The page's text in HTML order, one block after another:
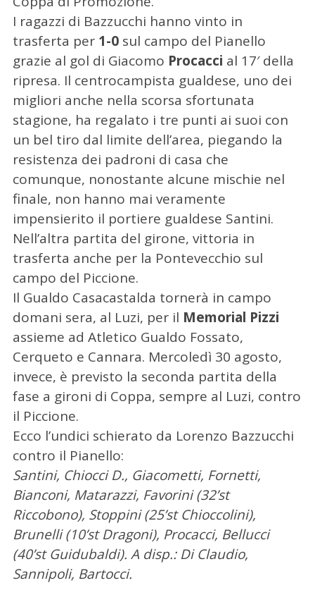
I ragazzi di Bazzucchi hanno vinto in
trasferta per 1-0sul campo del Pianello
grazie al gol di Giacomo Procacci al 17′ della
ripresa. Il centrocampista gualdese, uno dei
migliori anche nella scorsa sfortunata
stagione, ha regalato i tre punti ai suoi con
un bel tiro dal limite dell’area, piegando la
resistenza dei padroni di casa che
comunque, nonostante alcune mischie nel
finale, non hanno mai veramente
impensierito il portiere gualdese Santini.
Nell’altra partita del girone, vittoria in
trasferta anche per la Pontevecchio sul
campo del Piccione.
Il Gualdo Casacastalda tornerà in campo
domani sera, al Luzi, per il Memorial Pizzi
assieme ad Atletico Gualdo Fossato,
Cerqueto e Cannara. Mercoledì 30 agosto,
invece, è previsto la seconda partita della
fase a gironi di Coppa, sempre al Luzi, contro
il Piccione.
Ecco l’undici schierato da Lorenzo Bazzucchi
contro il Pianello:
Santini, Chiocci D., Giacometti, Fornetti,
Bianconi, Matarazzi, Favorini (32’st
Riccobono), Stoppini (25’st Chioccolini),
Brunelli (10’st Dragoni), Procacci, Bellucci
(40’st Guidubaldi). A disp.: Di Claudio,
Sannipoli, Bartocci.